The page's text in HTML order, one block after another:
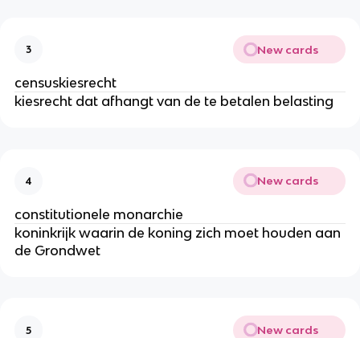
3 New cards
censuskiesrecht
kiesrecht dat afhangt van de te betalen belasting
4 New cards
constitutionele monarchie
koninkrijk waarin de koning zich moet houden aan
de Grondwet
5 New cards